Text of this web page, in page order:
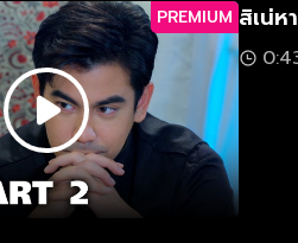
PREMIUM สิเน่ห